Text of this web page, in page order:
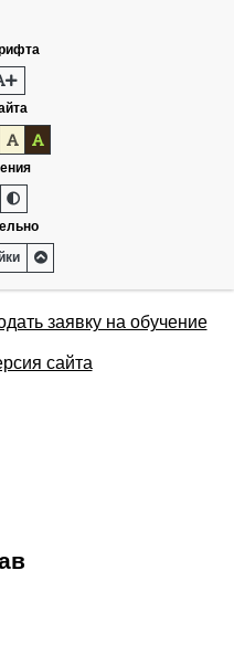
заявку на обучение
сайта